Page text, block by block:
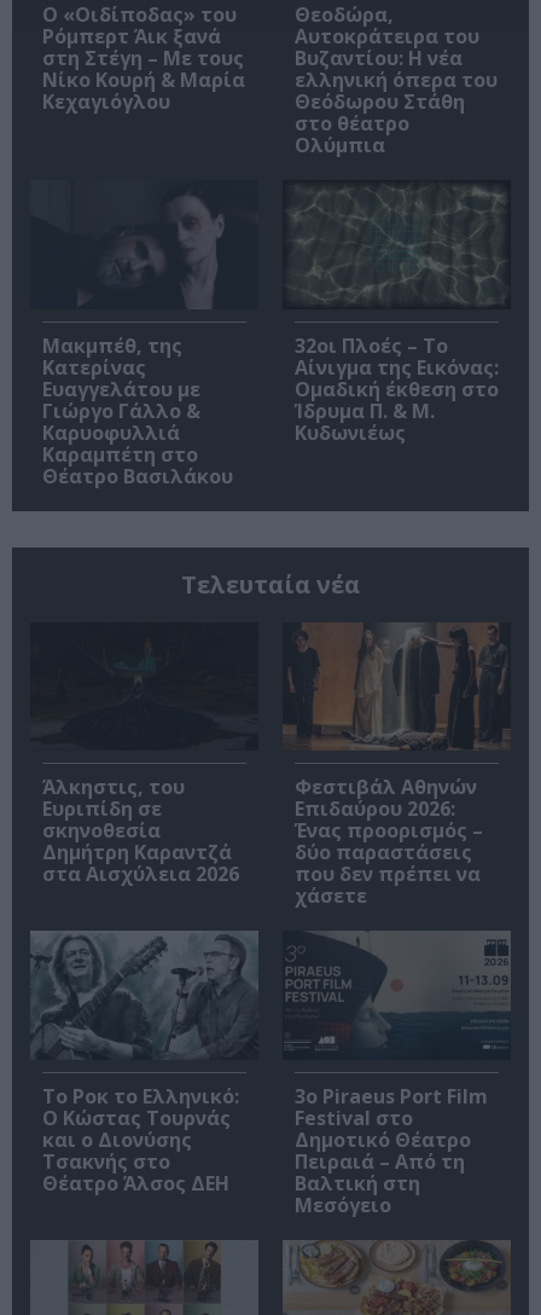
O «Οιδίποδας» του
Ρόμπερτ Άικ ξανά
στη Στέγη – Με τους
Νίκο Κουρή & Μαρία
Κεχαγιόγλου
Θεοδώρα,
Αυτοκράτειρα του
Βυζαντίου: Η νέα
ελληνική όπερα του
Θεόδωρου Στάθη
στο θέατρο
Ολύμπια
Μακμπέθ, της
Κατερίνας
Ευαγγελάτου με
Γιώργο Γάλλο &
Καρυοφυλλιά
Καραμπέτη στο
Θέατρο Βασιλάκου
32οι Πλοές – Το
Αίνιγμα της Εικόνας:
Ομαδική έκθεση στο
Ίδρυμα Π. & Μ.
Κυδωνιέως
Τελευταία νέα
Άλκηστις, του
Ευριπίδη σε
σκηνοθεσία
Δημήτρη Καραντζά
στα Αισχύλεια 2026
Φεστιβάλ Αθηνών
Επιδαύρου 2026:
Ένας προορισμός –
δύο παραστάσεις
που δεν πρέπει να
χάσετε
Το Ροκ το Ελληνικό:
Ο Κώστας Τουρνάς
και ο Διονύσης
Τσακνής στο
Θέατρο Άλσος ΔΕΗ
3o Piraeus Port Film
Festival στο
Δημοτικό Θέατρο
Πειραιά – Από τη
Βαλτική στη
Μεσόγειο